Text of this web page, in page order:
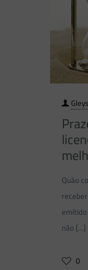
Quão
não […]
0